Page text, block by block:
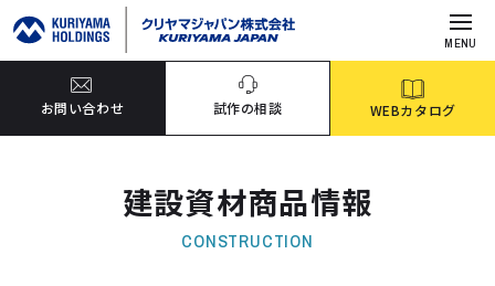
MENU
お問い合わせ 試作の相談 WEBカタログ
建設資材商品情報
CONSTRUCTION